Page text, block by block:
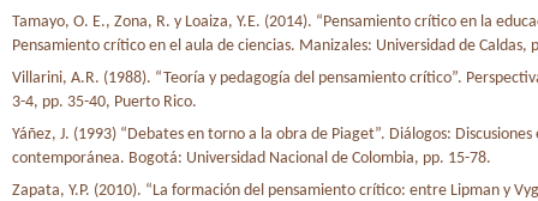
Tamayo, O. E., Zona, R. y Loaiza, Y.E. (2014). “Pensamiento crítico en la
Pensamiento crítico en el aula de ciencias. Manizales: Universidad de Caldas,
Villarini, A.R. (1988). “Teoría y pedagogía del pensamiento crítico”.
3-4, pp. 35-40, Puerto Rico.
Yáñez, J. (1993) “Debates en torno a la obra de Piaget”. Diálogos: Discusiones
contemporánea. Bogotá: Universidad Nacional de Colombia, pp. 15-78.
Zapata, Y.P. (2010). “La formación del pensamiento crítico: entre Lipman y